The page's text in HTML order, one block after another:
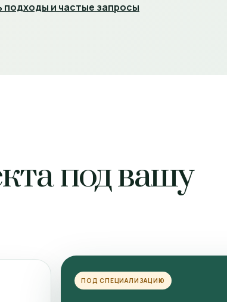
подходы и частые запросы
под вашу
ПОД СПЕЦИАЛИЗАЦИЮ